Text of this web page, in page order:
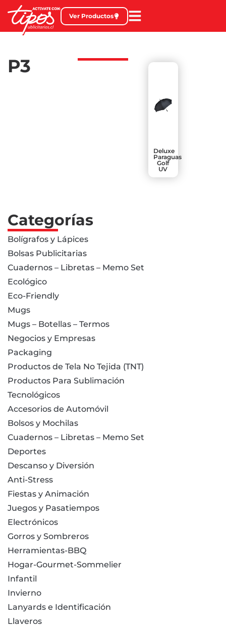
Ver Productos
P3
Deluxe
Paraguas
Golf
UV
Categorías
Bolígrafos y Lápices
Bolsas Publicitarias
Cuadernos – Libretas – Memo Set
Ecológico
Eco-Friendly
Mugs
Mugs – Botellas – Termos
Negocios y Empresas
Packaging
Productos de Tela No Tejida (TNT)
Productos Para Sublimación
Tecnológicos
Accesorios de Automóvil
Bolsos y Mochilas
Cuadernos – Libretas – Memo Set
Deportes
Descanso y Diversión
Anti-Stress
Fiestas y Animación
Juegos y Pasatiempos
Electrónicos
Gorros y Sombreros
Herramientas-BBQ
Hogar-Gourmet-Sommelier
Infantil
Invierno
Lanyards e Identificación
Llaveros